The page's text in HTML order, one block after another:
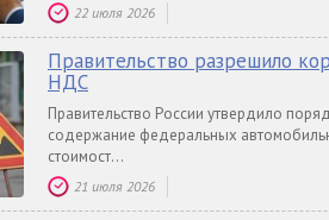
22 июля 2026
Правительство разрешило
НДС
Правительство России утвердило
содержание федеральных
стоимост...
21 июля 2026